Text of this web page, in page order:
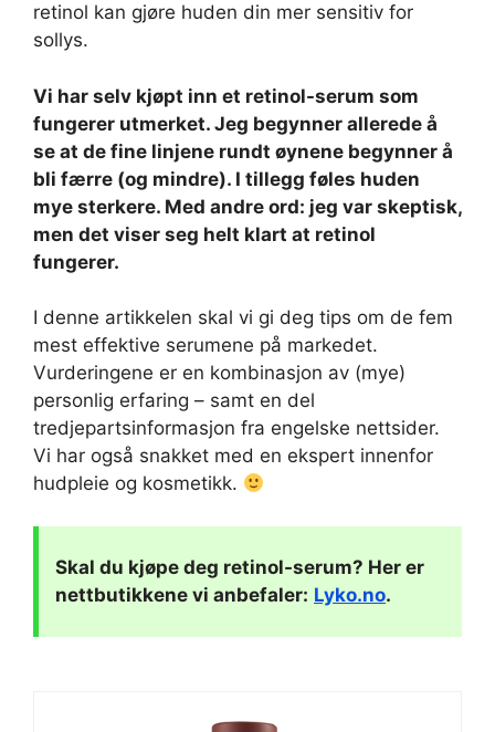
retinol kan gjøre huden din mer sensitiv for
sollys.
Vi har selv kjøpt inn et retinol-serum som
fungerer utmerket. Jeg begynner allerede å
se at de fine linjene rundt øynene begynner å
bli færre (og mindre). I tillegg føles huden
mye sterkere. Med andre ord: jeg var skeptisk,
men det viser seg helt klart at retinol
fungerer.
I denne artikkelen skal vi gi deg tips om de fem
mest effektive serumene på markedet.
Vurderingene er en kombinasjon av (mye)
personlig erfaring – samt en del
tredjepartsinformasjon fra engelske nettsider.
Vi har også snakket med en ekspert innenfor
hudpleie og kosmetikk.
Skal du kjøpe deg retinol-serum? Her er
nettbutikkene vi anbefaler: Lyko.no.